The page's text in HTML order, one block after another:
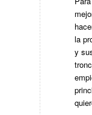
la
y